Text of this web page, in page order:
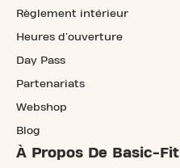
Règlement intérieur
Heures d'ouverture
Day Pass
Partenariats
Webshop
Blog
À Propos De Basic-Fit